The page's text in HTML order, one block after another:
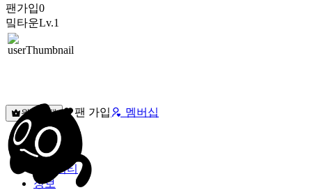
팬가입0
밐타운Lv.1
원픽선택 팬 가입 멤버십
밐타운
피드
커뮤니티
정보